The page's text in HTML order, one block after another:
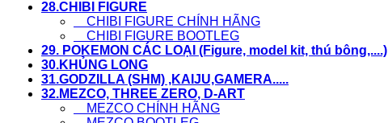
28.CHIBI FIGURE
CHIBI FIGURE CHÍNH HÃNG
CHIBI FIGURE BOOTLEG
29. POKEMON CÁC LOẠI (Figure, model kit, thú bông,....)
30.KHỦNG LONG
31.GODZILLA (SHM) ,KAIJU,GAMERA.....
32.MEZCO, THREE ZERO, D-ART
MEZCO CHÍNH HÃNG